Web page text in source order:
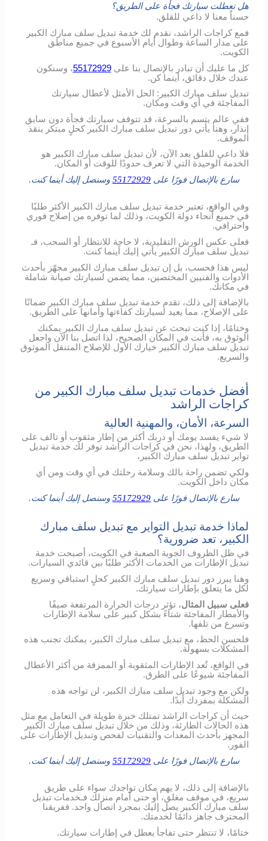
هل تعطلت سيارتك فجأة على الطريق؟
حسناُ معنا لا داعي للقلق.
فمع كراجات الراشد، نقدم لك خدمة تبديل سلف مبارك الكبير
على مدار الساعة وطوال أيام الأسبوع في جميع مناطق
الكويت.
كل ما عليك أن تبادر بالإتصال بنا على55172929، وسنكون
عندك خلال دقائق، أينما كن.
تبديل سلف مبارك الكبير: الحل الأمثل لأعطال سيارتك
المفاجئة في أي وقت ومكان.
ففي عالم يتسم بالسرعة، قد تتوقف سيارتك فجأة دون سابق
إنذار، وهنا يأتي دور تبديل سلف مبارك الكبير كحلٍ مبتكر ينقذ
الموقف.
فلا داعي للقلق بعد الآن، لأن تبديل سلف مبارك الكبير هو
الخدمة الوحيدة التي لا تعرف حدودًا للوقت أو المكان.
سارع بالإتصال فورًا على 55172929 وسنصل إليك أينما كنت.
وفي الواقع، تعتبر خدمة تبديل سلف مبارك الكبير الأكثر طلبًا
في جميع أنحاء دولة الكويت، وذلك لما توفره من إصلاح فوري
واحترافي.
فعلى عكس الورش التقليدية، لا حاجة للانتظار أو السحب، فـ
تبديل سلف مبارك الكبير يأتي إليك أينما كنت.
ليس هذا فحسب، بل إن تبديل سلف مبارك الكبير مجهّز بأحدث
الأدوات والفنيين المختصين، مما يضمن لسيارتك صيانة شاملة
في مكانك.
بالإضافة إلى ذلك، تقدم خدمة تبديل سلف مبارك الكبير ضمانًا
على الإصلاح، مما يعيد لسيارتك كفاءتها وأمانها على الطريق.
وختامًا، إذا كنت تبحث عن تبديل سلف مبارك الكبير يمكنك
الوثوق به، فأنت في المكان الصحيح، لذا اتصل بنا الآن واجعل
تبديل سلف مبارك الكبير خيارك الأول للإصلاح المتنقل الموثوق
والسريع.
أفضل خدمات تبديل سلف مبارك الكبير من
كراجات الراشد
السرعة، الأمان، والمهنية العالية
لا شيء يفسد يومك أو دربك أكثر من إطار مثقوب أو تالف على
الطريق، ولهذا، نحن في كراجات الراشد نوفر لك خدمة تبديل
تواير تبديل سلف مبارك الكبير،
ولكي تضمن راحة بالك وسلامة رحلتك في أي وقت ومن أي
مكان داخل الكويت.
سارع بالإتصال فورًا على 55172929 وسنصل إليك أينما كنت.
لماذا خدمة تبديل التواير مع تبديل سلف مبارك
الكبير، تعد ضرورية؟
في ظل الظروف الجوية الصعبة في الكويت، أصبحت خدمة
تبديل الإطارات من الخدمات الأكثر طلبًا بين قائدي السيارات.
وهنا يبرز دور تبديل سلف مبارك الكبير كحلٍ استباقي وسريع
لكل ما يتعلق بإطارات سيارتك.
فعلى سبيل المثال، تؤثر درجات الحرارة المرتفعة صيفًا
والأمطار المفاجئة شتاءً بشكل كبير على سلامة الإطارات
وتسرع من تلفها.
فلحسن الحظ، مع تبديل سلف مبارك الكبير، يمكنك تجنب هذه
المشكلات بسهولة.
في الواقع، تُعد الإطارات المثقوبة أو الممزقة من أكثر الأعطال
المفاجئة شيوعًا على الطرق.
ولكن مع وجود تبديل سلف مبارك الكبير، لن تواجه هذه
المشكلة بمفردك أبدًا.
حيث أن كراجات الراشد تمتلك خبرة طويلة في التعامل مع مثل
هذه الحالات الطارئة، وذلك من خلال تبديل سلف مبارك الكبير
المجهز بأحدث المعدات والتقنيات لفحص وتبديل الإطارات على
الفور.
سارع بالإتصال فورًا على 55172929 وسنصل إليك أينما كنت.
بالإضافة إلى ذلك، لا يهم مكان تواجدك سواء على طريق
سريع، في موقف مغلق، أو حتى أمام منزلك فـخدمات تبديل
سلف مبارك الكبير يصل إليك بمجرد اتصال واحد. ففريقنا
المحترف جاهز دائمًا لخدمتك.
ختامًا، لا تنتظر حتى تفاجأ بعطل في إطارات سيارتك.